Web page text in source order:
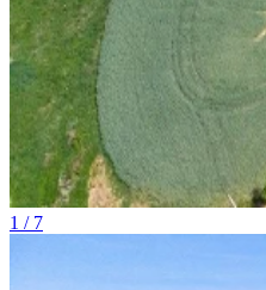
1 / 7